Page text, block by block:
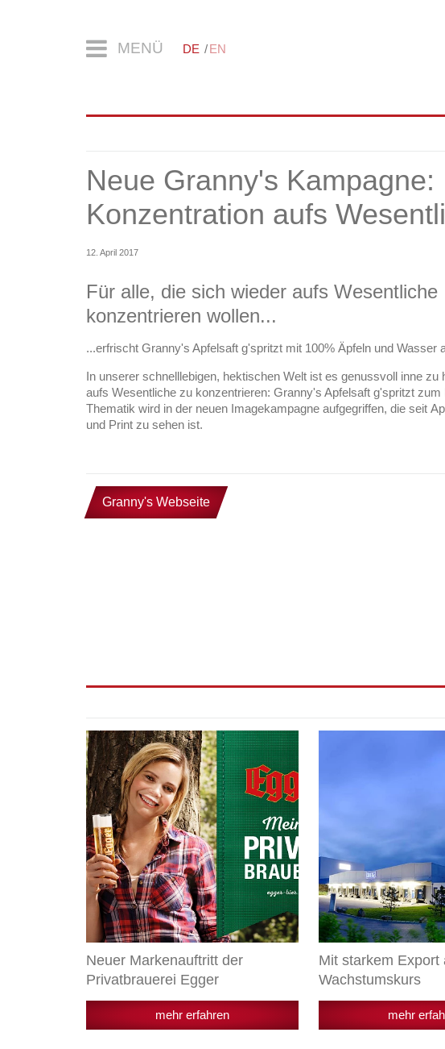
MENÜ DE EN
Neue Granny's Kampagne:
Konzentration aufs
12. April 2017
Für alle, die sich wieder aufs Wesentliche
konzentrieren wollen...
...erfrischt Granny's Apfelsaft g'spritzt mit 100% Äpfeln und Wasser
In unserer schnelllebigen, hektischen Welt ist es genussvoll inne zu
aufs Wesentliche zu konzentrieren: Granny's Apfelsaft g'spritzt zum
Thematik wird in der neuen Imagekampagne aufgegriffen, die seit
und Print zu sehen ist.
Granny's Webseite
Neuer
Markenauftritt
der
Privatbrauerei
Egger
Neuer Markenauftritt der
Privatbrauerei Egger
mehr erfahren
Mit starkem Export
Wachstumskurs
mehr